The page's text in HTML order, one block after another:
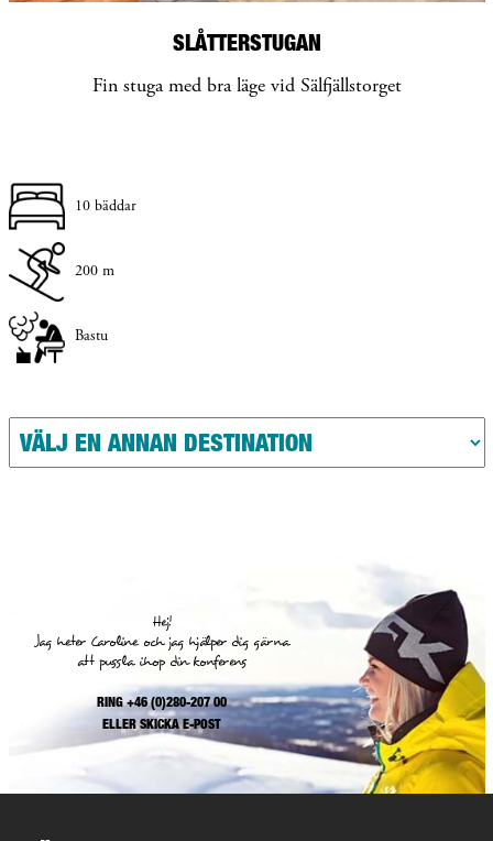
SLÅTTERSTUGAN
Fin stuga med bra läge vid Sälfjällstorget
10 bäddar
200 m
Bastu
Hej!
Jag heter Caroline och jag hjälper dig gärna
att pussla ihop din konferens
RING +46 (0)280-207 00
ELLERSKICKA E-POST